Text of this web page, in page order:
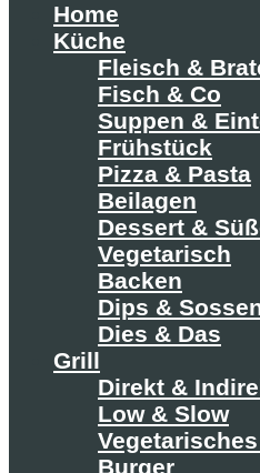
Home
Küche
Fleisch &
Fisch & Co
Suppen &
Frühstück
Pizza & Pasta
Beilagen
Dessert &
Vegetarisch
Backen
Dips &
Dies & Das
Grill
Direkt &
Low & Slow
Burger